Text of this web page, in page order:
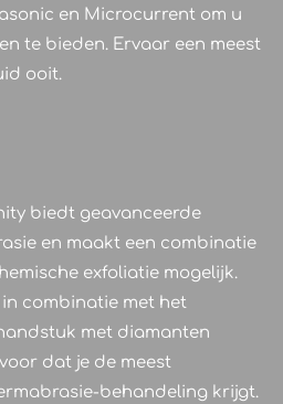
en Microcurrent om u
te bieden. Ervaar een meest
ooit.
biedt geavanceerde
en maakt een combinatie
exfoliatie mogelijk.
combinatie met het
met diamanten
dat je de meest
behandeling krijgt.